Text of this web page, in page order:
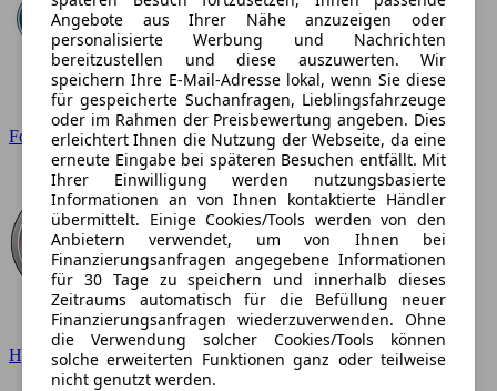
Ford
Hyundai
Angebote aus Ihrer Nähe anzuzeigen oder
personalisierte Werbung und Nachrichten
bereitzustellen und diese auszuwerten. Wir
speichern Ihre E-Mail-Adresse lokal, wenn Sie diese
für gespeicherte Suchanfragen, Lieblingsfahrzeuge
oder im Rahmen der Preisbewertung angeben. Dies
erleichtert Ihnen die Nutzung der Webseite, da eine
erneute Eingabe bei späteren Besuchen entfällt. Mit
Ihrer Einwilligung werden nutzungsbasierte
Informationen an von Ihnen kontaktierte Händler
übermittelt. Einige Cookies/Tools werden von den
Anbietern verwendet, um von Ihnen bei
Finanzierungsanfragen angegebene Informationen
für 30 Tage zu speichern und innerhalb dieses
Zeitraums automatisch für die Befüllung neuer
Finanzierungsanfragen wiederzuverwenden. Ohne
die Verwendung solcher Cookies/Tools können
solche erweiterten Funktionen ganz oder teilweise
nicht genutzt werden.